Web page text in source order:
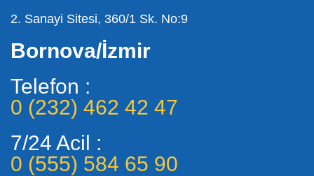
2. Sanayi Sitesi, 360/1 Sk. No:9
Bornova/İzmir
Telefon :
0 (232) 462 42 47
7/24 Acil :
0 (555) 584 65 90